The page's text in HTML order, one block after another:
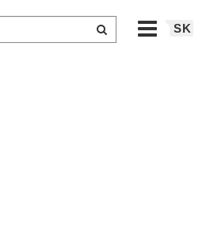
SK